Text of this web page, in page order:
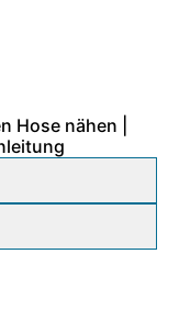
Hose nähen |